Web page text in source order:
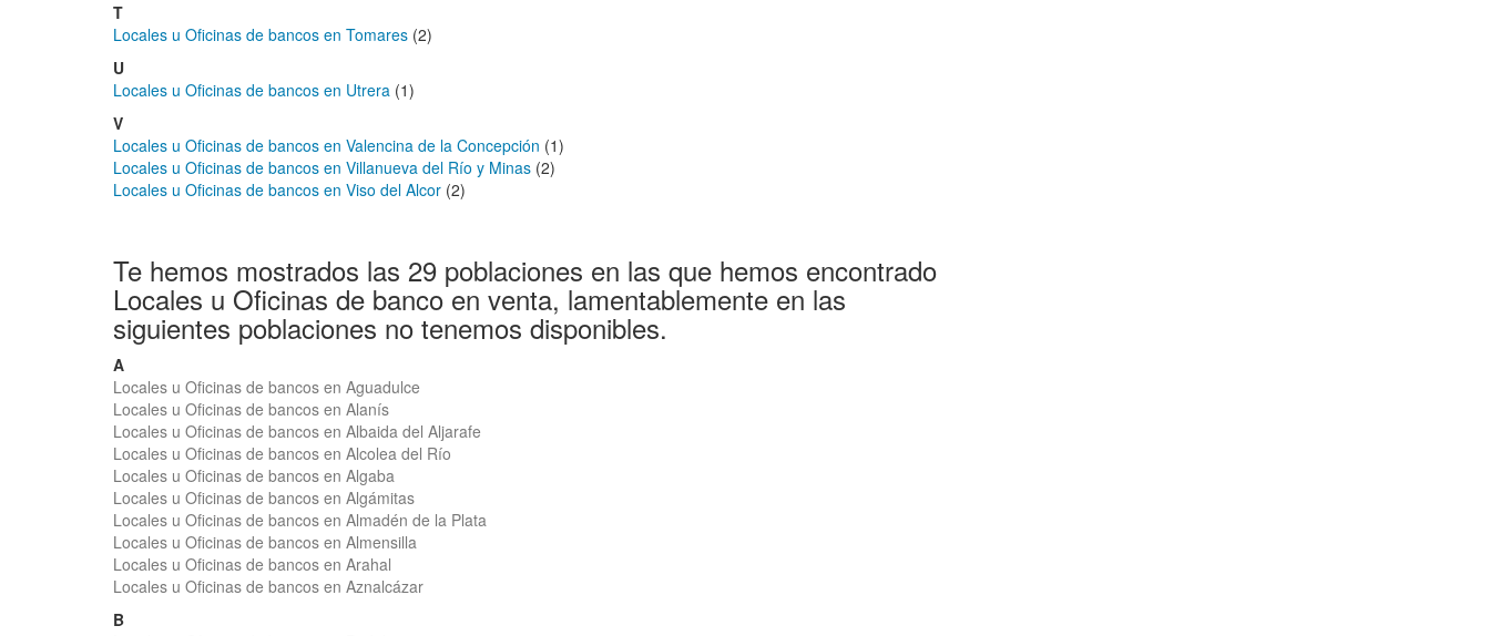
T
Locales u Oficinas de bancos en Tomares (2)
U
Locales u Oficinas de bancos en Utrera (1)
V
Locales u Oficinas de bancos en Valencina de la Concepción (1)
Locales u Oficinas de bancos en Villanueva del Río y Minas (2)
Locales u Oficinas de bancos en Viso del Alcor (2)
Te hemos mostrados las 29 poblaciones en las que hemos encontrado
Locales u Oficinas de banco en venta, lamentablemente en las
siguientes poblaciones no tenemos disponibles.
A
Locales u Oficinas de bancos en Aguadulce
Locales u Oficinas de bancos en Alanís
Locales u Oficinas de bancos en Albaida del Aljarafe
Locales u Oficinas de bancos en Alcolea del Río
Locales u Oficinas de bancos en Algaba
Locales u Oficinas de bancos en Algámitas
Locales u Oficinas de bancos en Almadén de la Plata
Locales u Oficinas de bancos en Almensilla
Locales u Oficinas de bancos en Arahal
Locales u Oficinas de bancos en Aznalcázar
B